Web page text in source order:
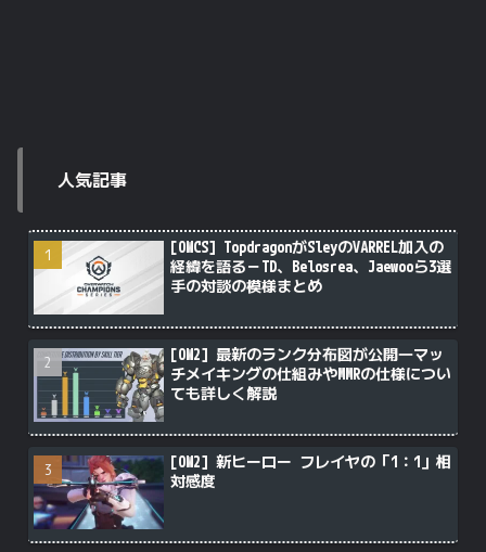
人気記事
[OWCS] TopdragonがSleyのVARREL加入の
経緯を語る－TD、Belosrea、Jaewooら3選
手の対談の模様まとめ
[OW2] 最新のランク分布図が公開―マッ
チメイキングの仕組みやMMRの仕様につい
ても詳しく解説
[OW2] 新ヒーロー フレイヤの「1：1」相
対感度